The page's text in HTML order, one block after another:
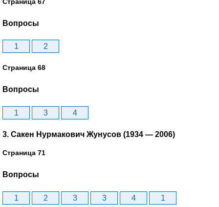
Вопросы
1 2
Страница 68
Вопросы
1 3 4
3. Сакен Нурмакович Жунусов (1934 — 2006)
Страница 71
Вопросы
1 2 3 3 4 1